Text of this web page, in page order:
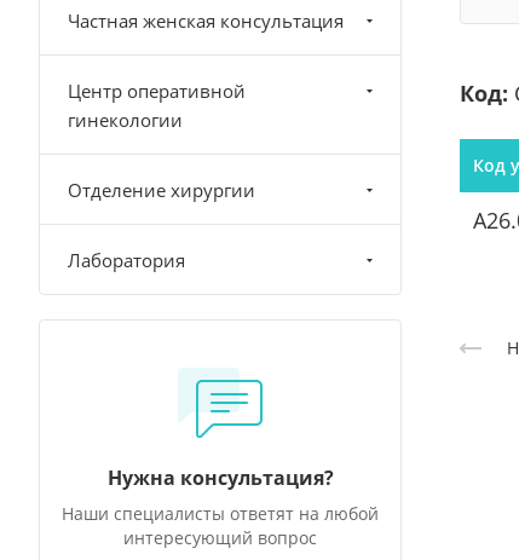
Код:
Код
Частная женская консультация
Центр оперативной
гинекологии
Отделение хирургии
Лаборатория
Нужна консультация?
Наши специалисты ответят на любой
интересующий вопрос